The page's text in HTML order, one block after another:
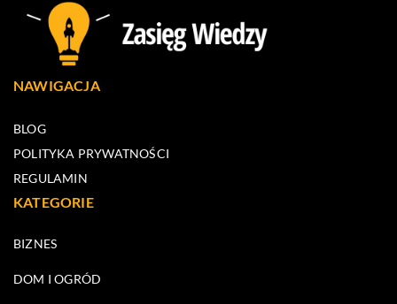
NAWIGACJA
BLOG
POLITYKA PRYWATNOŚCI
REGULAMIN
KATEGORIE
BIZNES
DOM I OGRÓD